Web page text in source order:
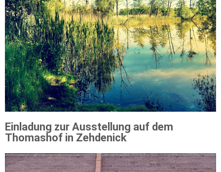
Einladung zur Ausstellung auf dem
Thomashof in Zehdenick